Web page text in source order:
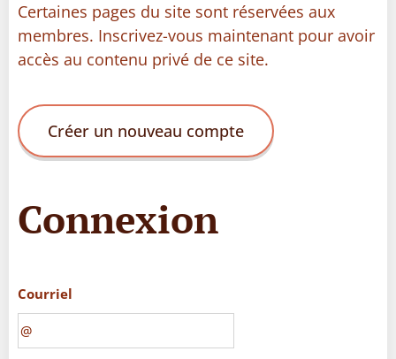
Certaines pages du site sont réservées aux
membres. Inscrivez-vous maintenant pour avoir
accès au contenu privé de ce site.
Créer un nouveau compte
Connexion
Courriel